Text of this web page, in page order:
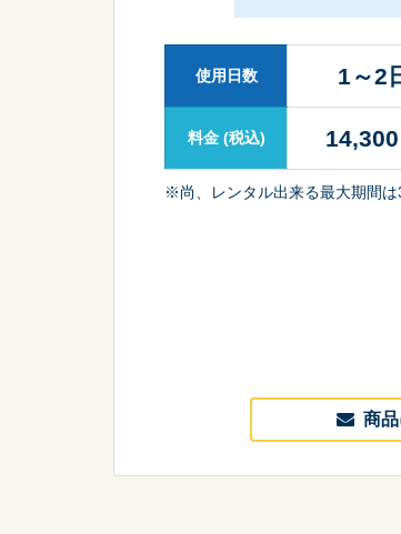
使用日数 1～2
料金 (税込) 14,300
※尚、レンタル出来る最大期間は
商